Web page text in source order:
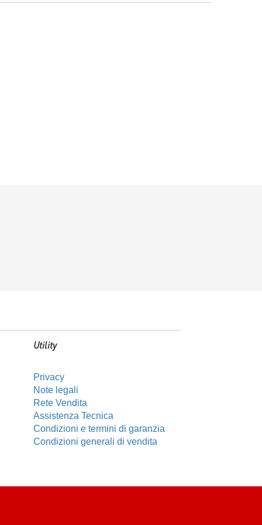
Utility
Privacy
Note legali
Rete Vendita
Assistenza Tecnica
Condizioni e termini di garanzia
Condizioni generali di vendita